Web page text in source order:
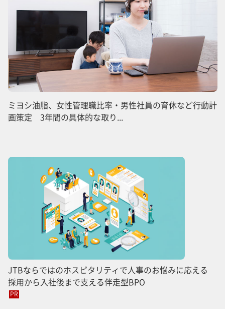
ミヨシ油脂、女性管理職比率・男性社員の育休など行動計
画策定 3年間の具体的な取り...
JTBならではのホスピタリティで人事のお悩みに応える
採用から入社後まで支える伴走型BPO
PR